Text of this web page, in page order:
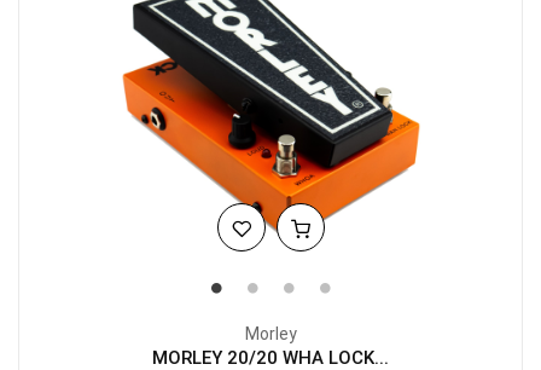
Morley
MORLEY 20/20 WHA LOCK...